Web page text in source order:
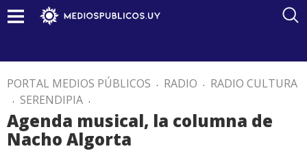
PORTAL MEDIOS PÚBLICOS . RADIO . RADIO CULTURA
. SERENDIPIA .
Agenda musical, la columna de
Nacho Algorta